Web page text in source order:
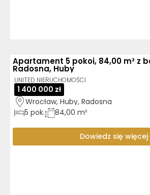
Apartament 5 pokoi, 84,00 m² z
Radosna, Huby
UNITED NIERUCHOMOŚCI
1 400 000 zł
Wrocław, Huby, Radosna
5 pok. 84,00 m²
Dowiedz się więcej